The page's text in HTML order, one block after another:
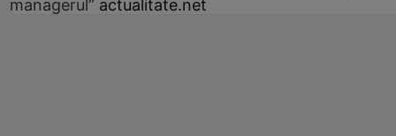
managerul” actualitate.net